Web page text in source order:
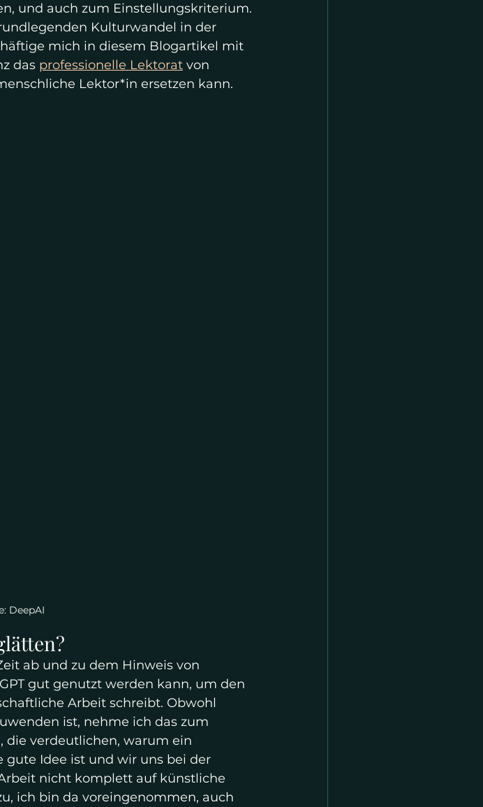
und auch zum Einstellungskriterium.
Kulturwandel in der
mich in diesem Blogartikel mit
das professionelle Lektorat von
Lektor*in ersetzen kann.
DeepAI
ab und zu dem Hinweis von
gut genutzt werden kann, um den
Arbeit schreibt. Obwohl
ist, nehme ich das zum
die verdeutlichen, warum ein
gute Idee ist und wir uns bei der
nicht komplett auf künstliche
ich bin da voreingenommen, auch